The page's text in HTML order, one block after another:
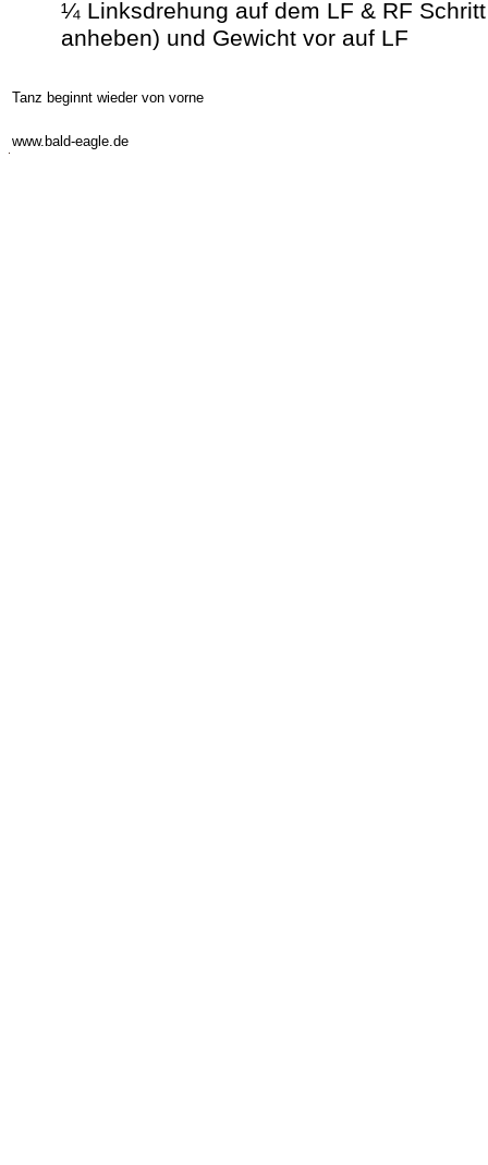
¼ Linksdrehung auf dem LF & RF
anheben) und Gewicht vor auf LF
Tanz beginnt wieder von vorne
www.bald-eagle.de